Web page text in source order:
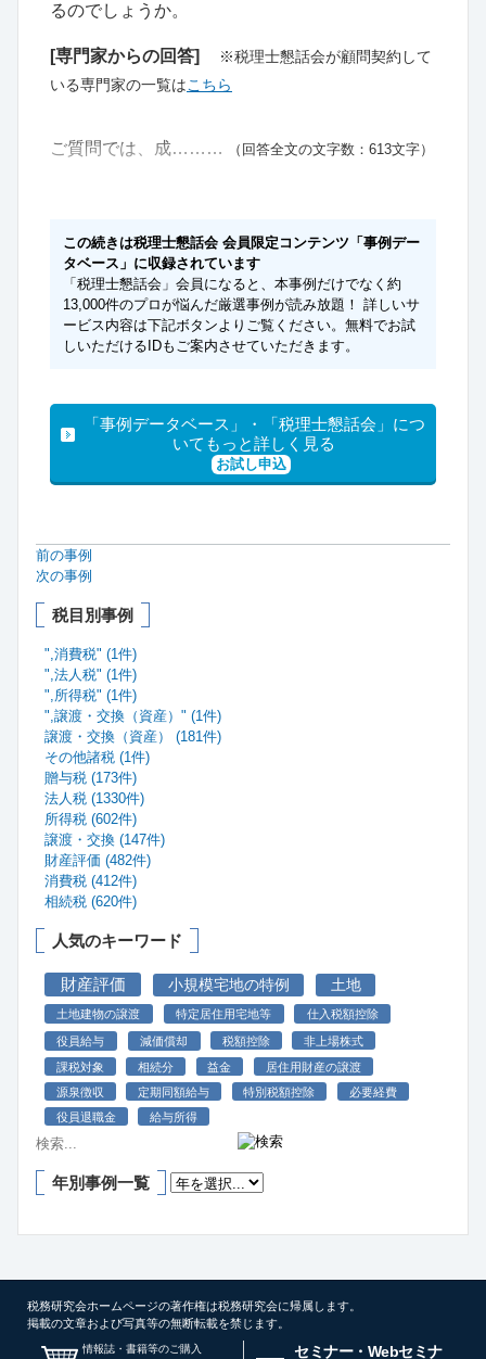
るのでしょうか。
[専門家からの回答]
※税理士懇話会が顧問契約して
いる専門家の一覧はこちら
ご質問では、成……… （回答全文の文字数：613文字）
この続きは税理士懇話会 会員限定コンテンツ「事例デー
タベース」に収録されています
「税理士懇話会」会員になると、本事例だけでなく約
13,000件のプロが悩んだ厳選事例が読み放題！ 詳しいサ
ービス内容は下記ボタンよりご覧ください。無料でお試
しいただけるIDもご案内させていただきます。
「事例データベース」・「税理士懇話会」につ
いてもっと詳しく見る
お試し申込
前の事例
次の事例
税目別事例
",消費税" (1件)
",法人税" (1件)
",所得税" (1件)
",譲渡・交換（資産）" (1件)
譲渡・交換（資産） (181件)
その他諸税 (1件)
贈与税 (173件)
法人税 (1330件)
所得税 (602件)
譲渡・交換 (147件)
財産評価 (482件)
消費税 (412件)
相続税 (620件)
人気のキーワード
財産評価 小規模宅地の特例 土地
土地建物の譲渡 特定居住用宅地等 仕入税額控除
役員給与 減価償却 税額控除
非上場株式
課税対象
相続分 益金
居住用財産の譲渡
源泉徴収
定期同額給与 特別税額控除
必要経費
役員退職金
給与所得
年別事例一覧
税務研究会ホームページの著作権は税務研究会に帰属します。
掲載の文章および写真等の無断転載を禁じます。
情報誌・書籍等のご購入 セミナー・Webセミナ